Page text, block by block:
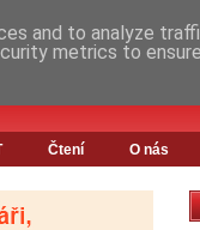
Čtení O nás
and to analyze
metrics to